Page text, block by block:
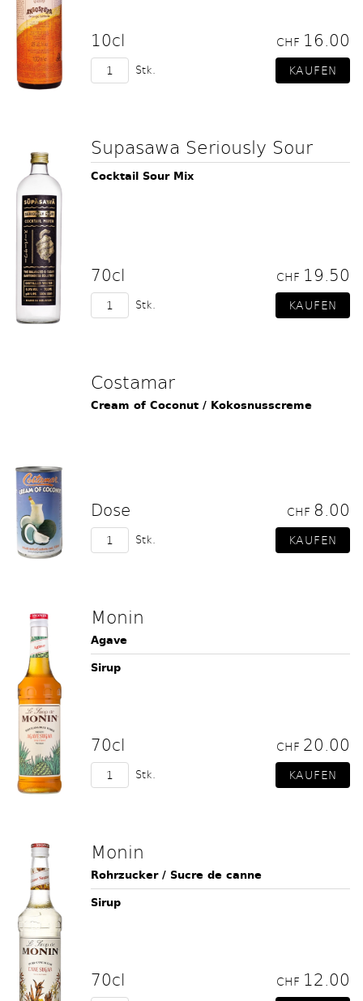
10cl CHF 16.00
Stk.
Supasawa Seriously Sour
Cocktail Sour Mix
70cl CHF 19.50
Stk.
Costamar
Cream of Coconut / Kokosnusscreme
Dose CHF 8.00
Stk.
Monin
Agave
Sirup
70cl CHF 20.00
Stk.
Monin
Rohrzucker / Sucre de canne
Sirup
70cl CHF 12.00